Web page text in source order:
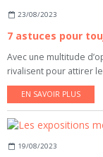
23/08/2023
Avec une multitude
rivalisent pour attirer
EN SAVOIR PLUS
19/08/2023